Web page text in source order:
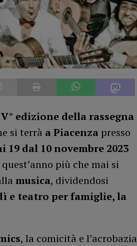
V° edizione della rassegna
si terrà a Piacenzapresso
19 dal 10 novembre 2023
più che mai si
musica, dividendosi
e teatro per famiglie, la
, la comicità e l’acrobazia